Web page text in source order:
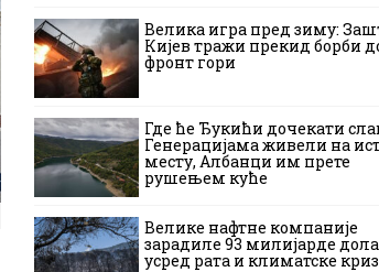
Велика игра пред зиму:
Кијев тражи прекид борби
фронт гори
Где ће Ђукићи дочекати
Генерацијама живели на
месту, Албанци им прете
рушењем куће
Велике нафтне компаније
зарадиле 93 милијарде
усред рата и климатске